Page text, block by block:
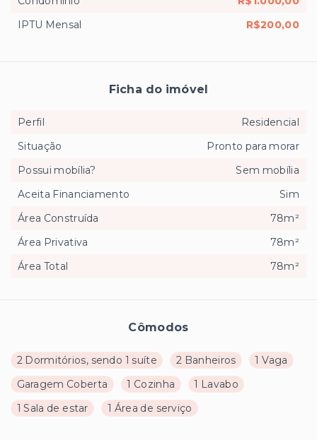
Cômodos
2 Dormitórios, sendo 1 suíte 2 Banheiros
1 Vaga
Garagem Coberta
1 Cozinha
1 Lavabo
1 Sala de estar
1 Área de serviço
IPTU Mensal
R$200,00
Ficha do imóvel
Perfil
Residencial
Situação
Pronto para morar
Possui mobília?
Sem mobília
Aceita Financiamento
Sim
Área Construída
78m²
Área Privativa
78m²
Área Total
78m²